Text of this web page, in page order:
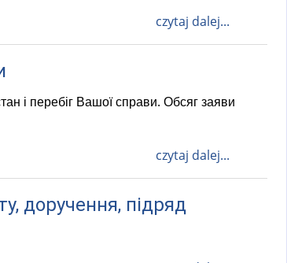
czytaj dalej...
і перебіг Вашої справи. Обсяг заяви
czytaj dalej...
доручення, підряд